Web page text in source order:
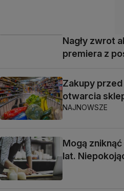
Nagły zwrot
premiera z
Zakupy
otwarcia
NAJNOWSZE
Mogą
lat.